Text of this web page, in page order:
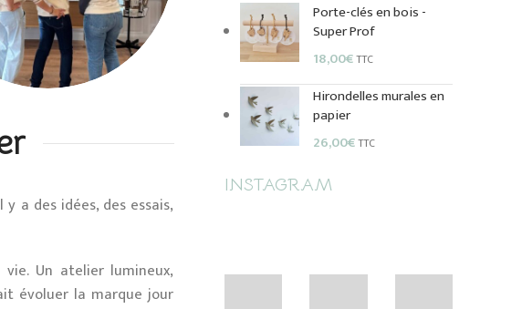
a des idées, des essais,
Un atelier lumineux,
évoluer la marque jour
Porte-clés en bois -
Super Prof
18,00€TTC
Hirondelles murales en
papier
26,00€TTC
INSTAGRAM